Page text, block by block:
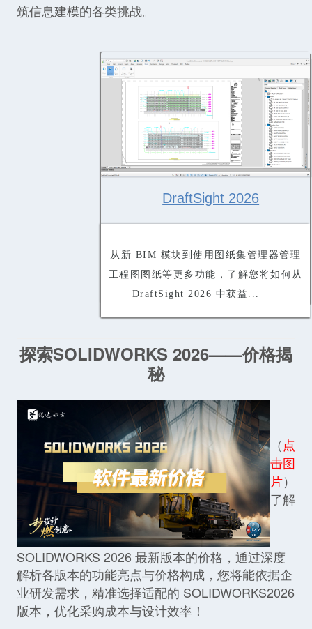
筑信息建模的各类挑战。
DraftSight 2026
从新 BIM 模块到使用图纸集管理器管理
工程图图纸等更多功能，了解您将如何从
DraftSight 2026 中获益...
探索SOLIDWORKS 2026——价格揭
秘
（点
击图
片）
了解
SOLIDWORKS 2026 最新版本的价格，通过深度
解析各版本的功能亮点与价格构成，您将能依据企
业研发需求，精准选择适配的 SOLIDWORKS2026
版本，优化采购成本与设计效率！